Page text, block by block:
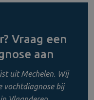
Vraag een
aan
uit Mechelen. Wij
vochtdiagnose bij